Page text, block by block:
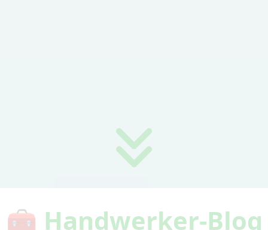
🧰 Handwerker-Blog